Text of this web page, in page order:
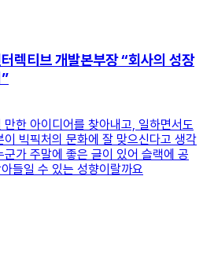
렉티브 개발본부장 “회사의 성장
한 아이디어를 찾아내고, 일하면서도
빅픽처의 문화에 잘 맞으신다고 생각
가 주말에 좋은 글이 있어 슬랙에 공
들일 수 있는 성향이랄까요